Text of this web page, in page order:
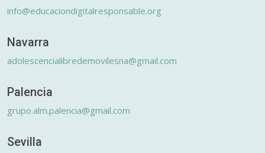
info@educaciondigitalresponsable.org
Navarra
adolescencialibredemovilesna@gmail.com
Palencia
grupo.alm.palencia@gmail.com
Sevilla